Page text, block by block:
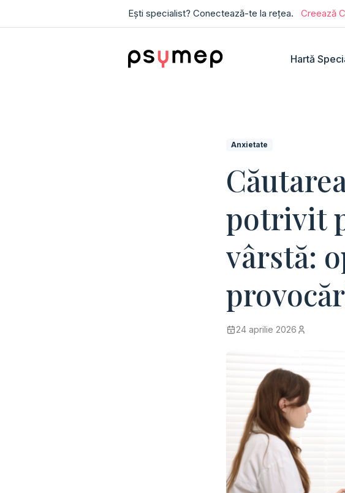
Ești specialist? Conectează-te la rețea. Creează
Hartă
Anxietate
potrivit
vârstă:
24 aprilie 2026